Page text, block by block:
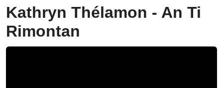
Kathryn Thélamon - An Ti
Rimontan